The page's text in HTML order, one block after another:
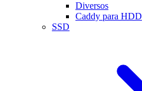
Diversos
Caddy para HDD
SSD